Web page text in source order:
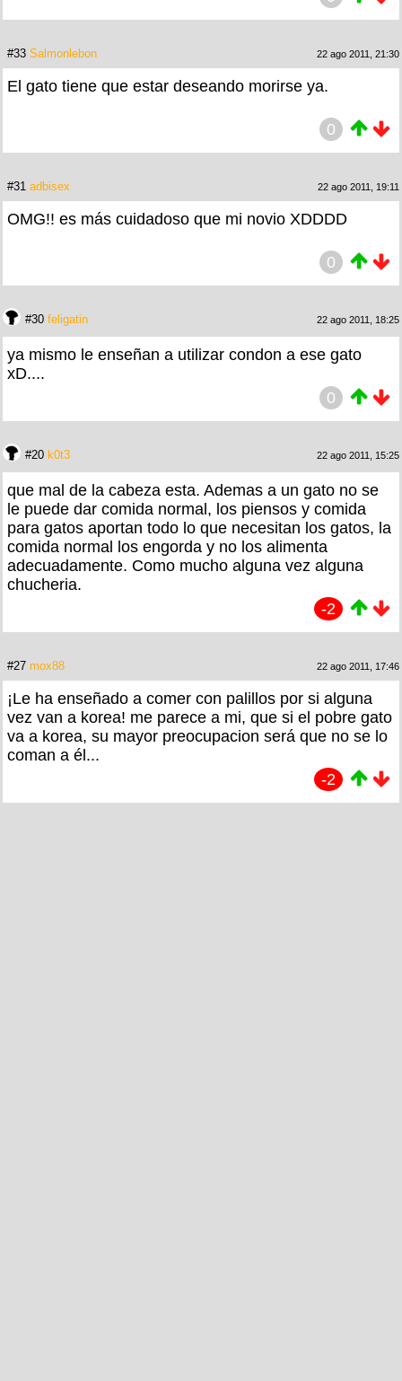
#33 Salmonlebon 22 ago 2011, 21:30
El gato tiene que estar deseando morirse ya.
0
#31 adbisex 22 ago 2011, 19:11
OMG!! es más cuidadoso que mi novio XDDDD
0
#30 feligatin 22 ago 2011, 18:25
ya mismo le enseñan a utilizar condon a ese gato
xD....
0
#20 k0t3 22 ago 2011, 15:25
que mal de la cabeza esta. Ademas a un gato no se
le puede dar comida normal, los piensos y comida
para gatos aportan todo lo que necesitan los gatos, la
comida normal los engorda y no los alimenta
adecuadamente. Como mucho alguna vez alguna
chucheria.
-2
#27 mox88 22 ago 2011, 17:46
¡Le ha enseñado a comer con palillos por si alguna
vez van a korea! me parece a mi, que si el pobre gato
va a korea, su mayor preocupacion será que no se lo
coman a él...
-2